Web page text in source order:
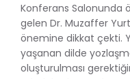
Konferans Salonunda
gelen Dr. Muzaffer
önemine dikkat çekti.
yaşanan dilde
oluşturulması